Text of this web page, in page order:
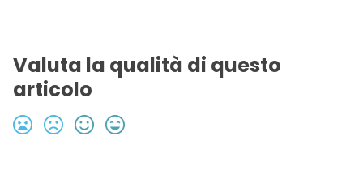
Valuta la qualità di questo
articolo